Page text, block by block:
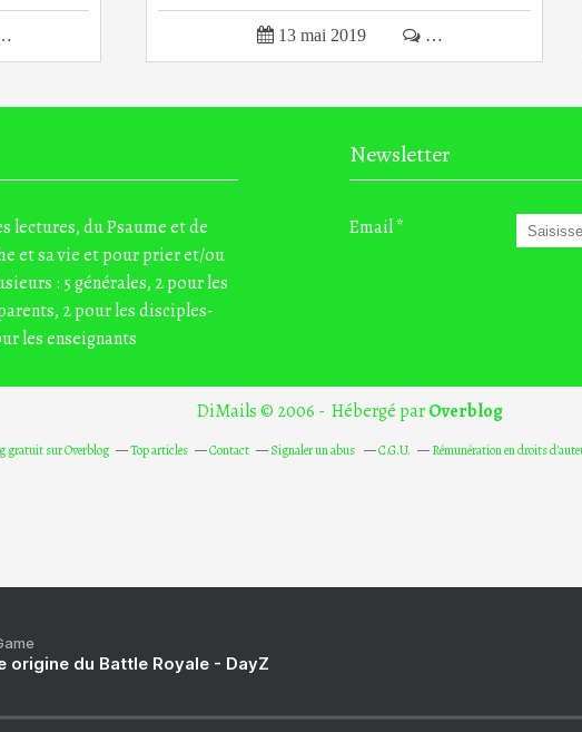
 13 mai 2019  …
lectures, du Psaume et de
et sa vie et pour prier et/ou
: 5 générales, 2 pour les
2 pour les disciples-
les enseignants
Newsletter
Email
DiMails © 2006 - Hébergé parOverblog
gratuit sur Overblog Top articles Contact Signaler un abus C.G.U. Rémunération en droits
origine du Battle Royale - DayZ